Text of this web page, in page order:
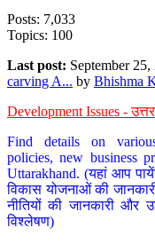
Posts: 7,033
Topics: 100
Last post: September
carving A... by Bhishma
Development Issues -
Find details on
policies, new business
Uttarakhand. (यहां आप
विकास योजनाओं की
नीतियों की जानकारी और
विश्लेषण)